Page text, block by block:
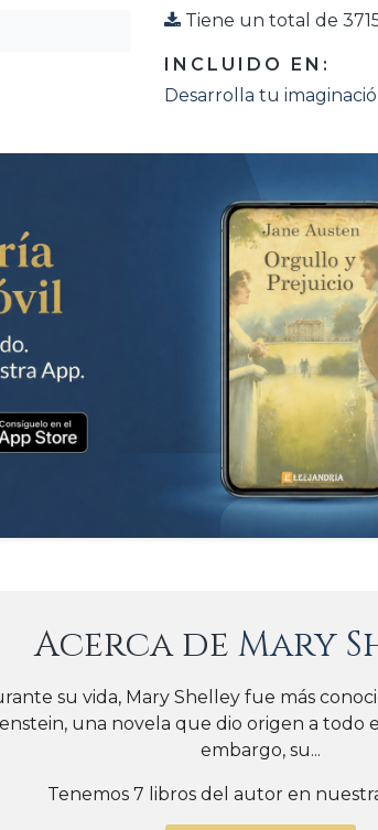
Tiene un total de
INCLUIDO EN:
Desarrolla tu
Acerca deMary
su vida, Mary Shelley fue más
una novela que dio origen a todo
embargo, su...
Tenemos 7 libros del autor en